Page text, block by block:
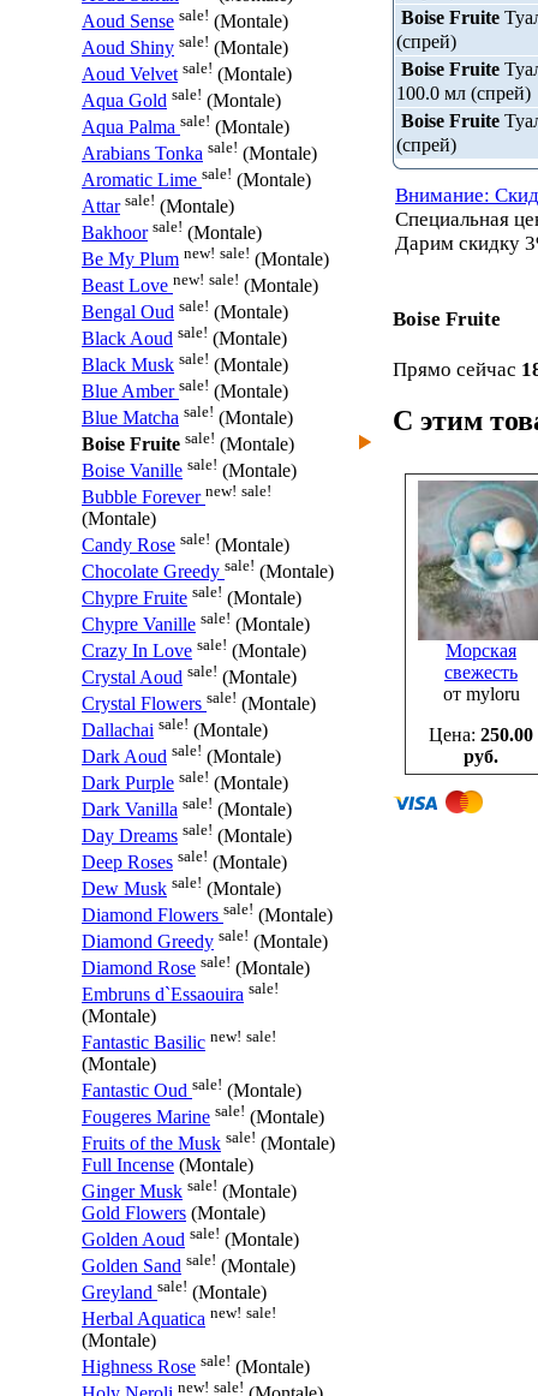
Aoud Sense sale! (Montale)
Aoud Shiny sale! (Montale)
Aoud Velvet sale! (Montale)
Aqua Gold sale! (Montale)
Aqua Palma sale! (Montale)
Arabians Tonka sale! (Montale)
Aromatic Lime sale! (Montale)
Attar sale! (Montale)
Bakhoor sale! (Montale)
Be My Plum new! sale! (Montale)
Beast Love new! sale! (Montale)
Bengal Oud sale! (Montale)
Black Aoud sale! (Montale)
Black Musk sale! (Montale)
Blue Amber sale! (Montale)
Blue Matcha sale! (Montale)
Boise Fruite sale! (Montale)
Boise Vanille sale! (Montale)
Bubble Forever new! sale!
(Montale)
Candy Rose sale! (Montale)
Chocolate Greedy sale! (Montale)
Chypre Fruite sale! (Montale)
Chypre Vanille sale! (Montale)
Crazy In Love sale! (Montale)
Crystal Aoud sale! (Montale)
Crystal Flowers sale! (Montale)
Dallachai sale! (Montale)
Dark Aoud sale! (Montale)
Dark Purple sale! (Montale)
Dark Vanilla sale! (Montale)
Day Dreams sale! (Montale)
Deep Roses sale! (Montale)
Dew Musk sale! (Montale)
Diamond Flowers sale! (Montale)
Diamond Greedy sale! (Montale)
Diamond Rose sale! (Montale)
Embruns d`Essaouira sale!
(Montale)
Fantastic Basilic new! sale!
(Montale)
Fantastic Oud sale! (Montale)
Fougeres Marine sale! (Montale)
Fruits of the Musk sale! (Montale)
Full Incense (Montale)
Ginger Musk sale! (Montale)
Gold Flowers (Montale)
Golden Aoud sale! (Montale)
Golden Sand sale! (Montale)
Greyland sale! (Montale)
Herbal Aquatica new! sale!
(Montale)
Highness Rose sale! (Montale)
new! sale!
Boise Fruite
(спрей)
Boise Fruite
100.0 мл (спрей)
Boise Fruite
(спрей)
Внимание:
Специальная
Дарим скидку
Boise Fruite
Прямо сейчас
С этим
Морская
свежесть
от myloru
Цена: 250.00
руб.